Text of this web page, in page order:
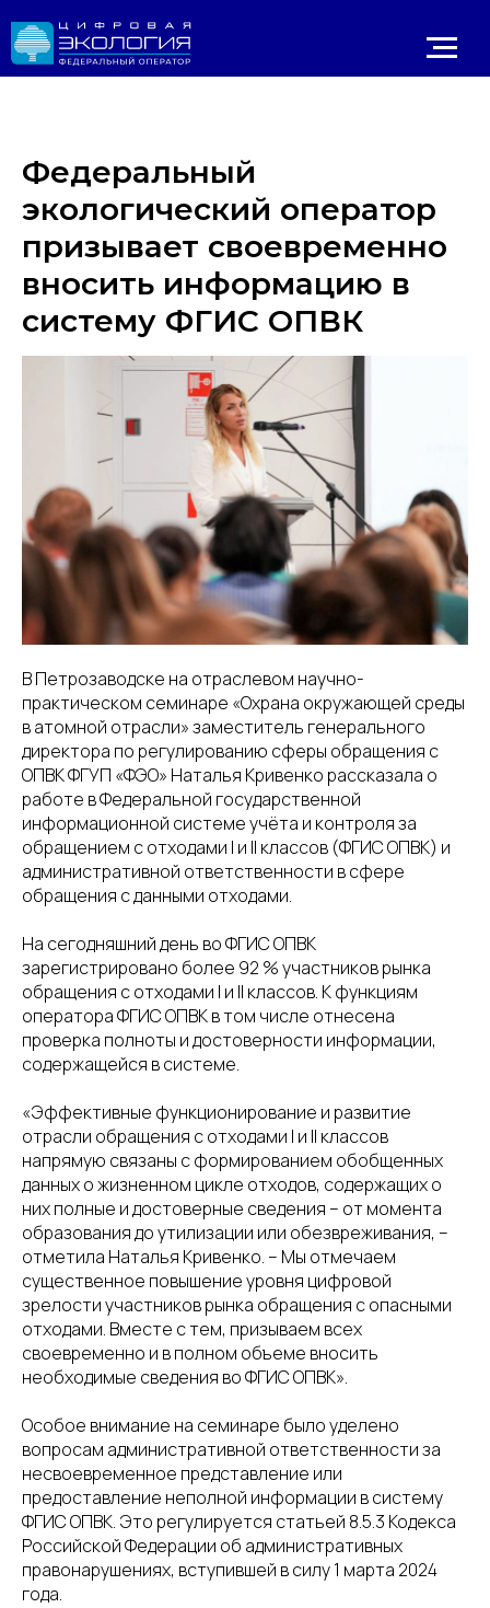
Реестр ОНВОС Реестр лицензий
info@cifra.eco
База знаний
Календарь
отчетности
8(800)234-93-88
Федеральный
экологический оператор
призывает своевременно
вносить информацию в
систему ФГИС ОПВК
В Петрозаводске на отраслевом научно-
практическом семинаре «Охрана окружающей среды
в атомной отрасли» заместитель генерального
директора по регулированию сферы обращения с
ОПВК ФГУП «ФЭО» Наталья Кривенко рассказала о
работе в Федеральной государственной
информационной системе учёта и контроля за
обращением с отходами I и II классов (ФГИС ОПВК) и
административной ответственности в сфере
обращения с данными отходами.
На сегодняшний день во ФГИС ОПВК
зарегистрировано более 92 % участников рынка
обращения с отходами I и II классов. К функциям
оператора ФГИС ОПВК в том числе отнесена
проверка полноты и достоверности информации,
содержащейся в системе.
«Эффективные функционирование и развитие
отрасли обращения с отходами I и II классов
напрямую связаны с формированием обобщенных
данных о жизненном цикле отходов, содержащих о
них полные и достоверные сведения – от момента
образования до утилизации или обезвреживания, –
отметила Наталья Кривенко. – Мы отмечаем
существенное повышение уровня цифровой
зрелости участников рынка обращения с опасными
отходами. Вместе с тем, призываем всех
своевременно и в полном объеме вносить
необходимые сведения во ФГИС ОПВК».
Особое внимание на семинаре было уделено
вопросам административной ответственности за
несвоевременное представление или
предоставление неполной информации в систему
ФГИС ОПВК. Это регулируется статьей 8.5.3 Кодекса
Российской Федерации об административных
правонарушениях, вступившей в силу 1 марта 2024
года.